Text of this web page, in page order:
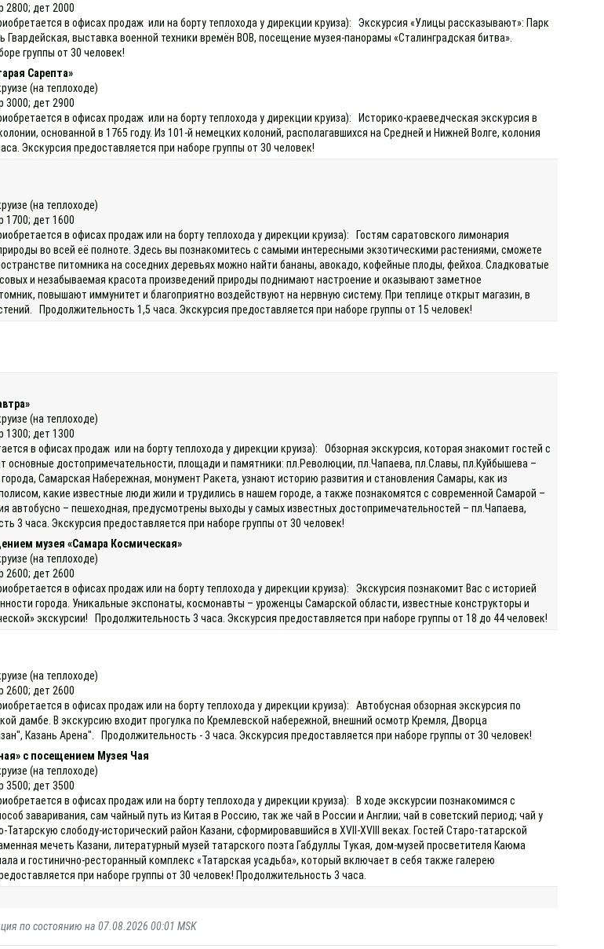
2800; дет 2000
в офисах продаж или на борту теплохода у дирекции круиза): Экскурсия «Улицы рассказывают»: Парк
выставка военной техники времён ВОВ, посещение музея-панорамы «Сталинградская битва».
группы от 30 человек!
Сарепта»
(на теплоходе)
3000; дет 2900
в офисах продаж или на борту теплохода у дирекции круиза): Историко-краеведческая экскурсия в
основанной в 1765 году. Из 101-й немецких колоний, располагавшихся на Средней и Нижней Волге, колония
Экскурсия предоставляется при наборе группы от 30 человек!
(на теплоходе)
1700; дет 1600
в офисах продаж или на борту теплохода у дирекции круиза): Гостям саратовского лимонария
во всей её полноте. Здесь вы познакомитесь с самыми интересными экзотическими растениями, сможете
питомника на соседних деревьях можно найти бананы, авокадо, кофейные плоды, фейхоа. Сладковатые
и незабываемая красота произведений природы поднимают настроение и оказывают заметное
повышают иммунитет и благоприятно воздействуют на нервную систему. При теплице открыт магазин, в
Продолжительность 1,5 часа. Экскурсия предоставляется при наборе группы от 15 человек!
(на теплоходе)
1300; дет 1300
в офисах продаж или на борту теплохода у дирекции круиза): Обзорная экскурсия, которая знакомит гостей с
основные достопримечательности, площади и памятники: пл.Революции, пл.Чапаева, пл.Славы, пл.Куйбышева –
Самарская Набережная, монумент Ракета, узнают историю развития и становления Самары, как из
какие известные люди жили и трудились в нашем городе, а также познакомятся с современной Самарой –
автобусно – пешеходная, предусмотрены выходы у самых известных достопримечательностей – пл.Чапаева,
3 часа. Экскурсия предоставляется при наборе группы от 30 человек!
музея «Самара Космическая»
(на теплоходе)
2600; дет 2600
в офисах продаж или на борту теплохода у дирекции круиза): Экскурсия познакомит Вас с историей
города. Уникальные экспонаты, космонавты – уроженцы Самарской области, известные конструкторы и
экскурсии! Продолжительность 3 часа. Экскурсия предоставляется при наборе группы от 18 до 44 человек!
(на теплоходе)
2600; дет 2600
в офисах продаж или на борту теплохода у дирекции круиза): Автобусная обзорная экскурсия по
дамбе. В экскурсию входит прогулка по Кремлевской набережной, внешний осмотр Кремля, Дворца
Казань Арена". Продолжительность - 3 часа. Экскурсия предоставляется при наборе группы от 30 человек!
с посещением Музея Чая
(на теплоходе)
3500; дет 3500
в офисах продаж или на борту теплохода у дирекции круиза): В ходе экскурсии познакомимся с
заваривания, сам чайный путь из Китая в Россию, так же чай в России и Англии; чай в советский период; чай у
слободу-исторический район Казани, сформировавшийся в XVII-XVIII веках. Гостей Старо-татарской
мечеть Казани, литературный музей татарского поэта Габдуллы Тукая, дом-музей просветителя Каюма
и гостинично-ресторанный комплекс «Татарская усадьба», который включает в себя также галерею
при наборе группы от 30 человек! Продолжительность 3 часа.
по состоянию на 07.08.2026 00:01 MSK